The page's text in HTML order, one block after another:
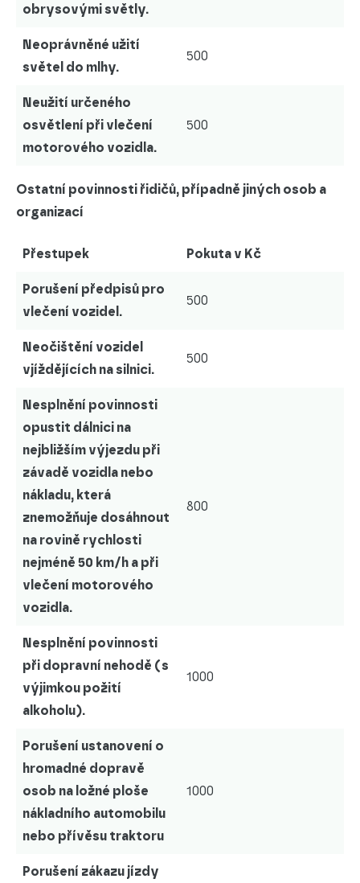
obrysovými světly.
Neoprávněné užití
světel do mlhy.
500
Neužití určeného
osvětlení při vlečení
motorového vozidla.
500
Ostatní povinnosti řidičů, případně jiných osob a
organizací
Přestupek Pokuta v Kč
Porušení předpisů pro
vlečení vozidel.
500
Neočištění vozidel
vjíždějících na silnici.
500
Nesplnění povinnosti
opustit dálnici na
nejbližším výjezdu při
závadě vozidla nebo
nákladu, která
znemožňuje dosáhnout
na rovině rychlosti
nejméně 50 km/h a při
vlečení motorového
vozidla.
800
Nesplnění povinnosti
při dopravní nehodě (s
výjimkou požití
alkoholu).
1000
Porušení ustanovení o
hromadné dopravě
osob na ložné ploše
nákladního automobilu
nebo přívěsu traktoru
1000
Porušení zákazu jízdy